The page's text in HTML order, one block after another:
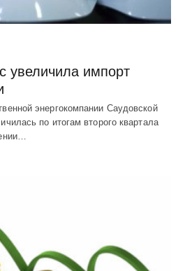
увеличила импорт
энергокомпании Саудовской
по итогам второго квартала